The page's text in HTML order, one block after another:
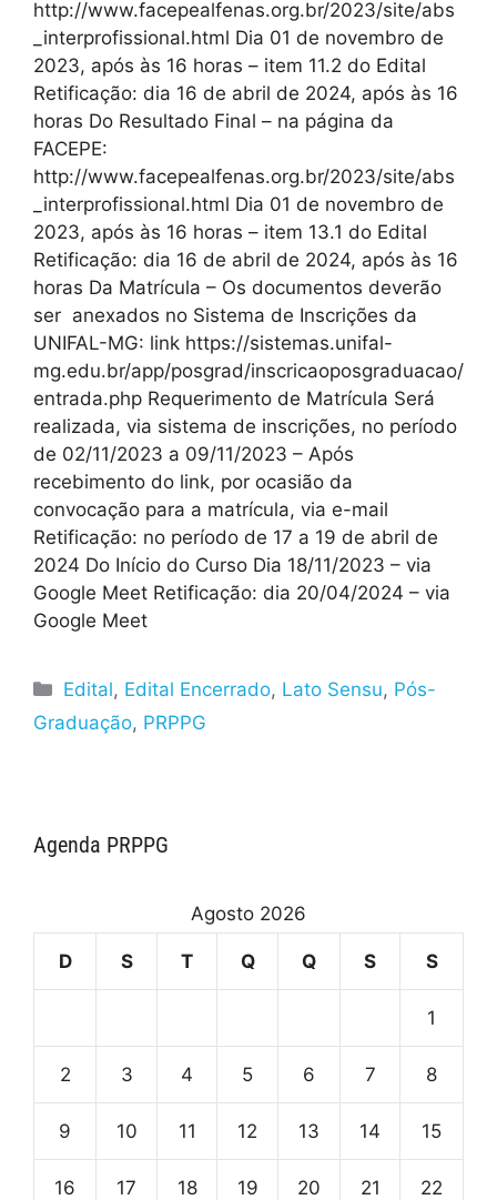
http://www.facepealfenas.org.br/2023/site/abs
_interprofissional.html Dia 01 de novembro de
2023, após às 16 horas – item 11.2 do Edital
Retificação: dia 16 de abril de 2024, após às 16
horas Do Resultado Final – na página da
FACEPE:
http://www.facepealfenas.org.br/2023/site/abs
_interprofissional.html Dia 01 de novembro de
2023, após às 16 horas – item 13.1 do Edital
Retificação: dia 16 de abril de 2024, após às 16
horas Da Matrícula – Os documentos deverão
ser anexados no Sistema de Inscrições da
UNIFAL-MG: link https://sistemas.unifal-
mg.edu.br/app/posgrad/inscricaoposgraduacao/
entrada.php Requerimento de Matrícula Será
realizada, via sistema de inscrições, no período
de 02/11/2023 a 09/11/2023 – Após
recebimento do link, por ocasião da
convocação para a matrícula, via e-mail
Retificação: no período de 17 a 19 de abril de
2024 Do Início do Curso Dia 18/11/2023 – via
Google Meet Retificação: dia 20/04/2024 – via
Google Meet
Edital, Edital Encerrado, Lato Sensu, Pós-
Graduação, PRPPG
Agenda PRPPG
Agosto 2026
D S T Q Q S S
1
2 3 4 5 6 7 8
9 10 11 12 13 14 15
16 17 18 19 20 21 22